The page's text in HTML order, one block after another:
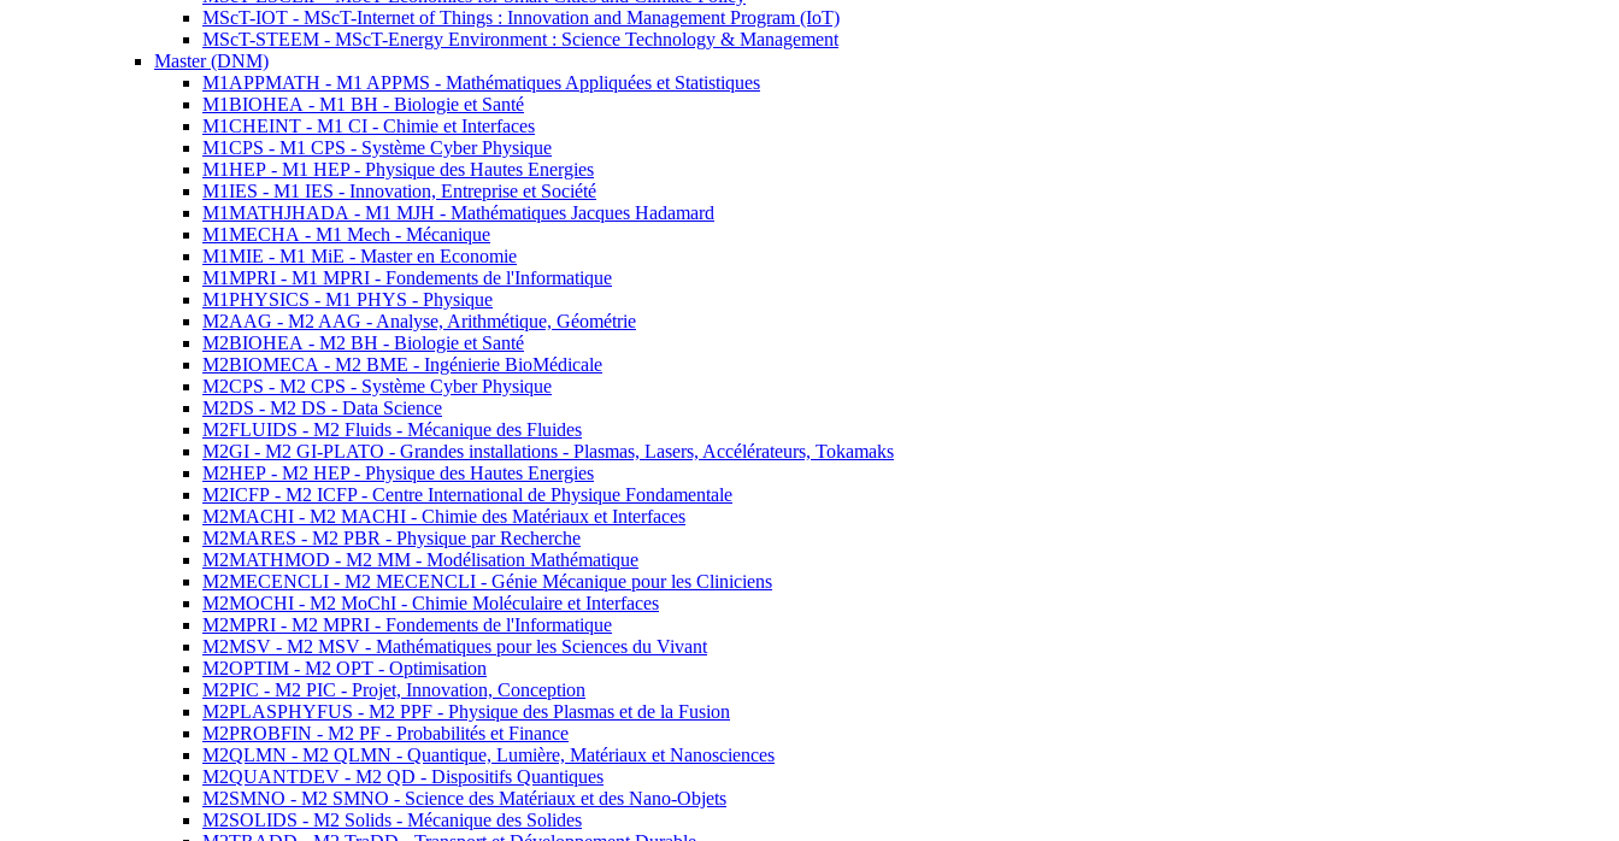
MScT-IOT - MScT-Internet of Things : Innovation and Management Program (IoT)
MScT-STEEM - MScT-Energy Environment : Science Technology & Management
Master (DNM)
M1APPMATH - M1 APPMS - Mathématiques Appliquées et Statistiques
M1BIOHEA - M1 BH - Biologie et Santé
M1CHEINT - M1 CI - Chimie et Interfaces
M1CPS - M1 CPS - Système Cyber Physique
M1HEP - M1 HEP - Physique des Hautes Energies
M1IES - M1 IES - Innovation, Entreprise et Société
M1MATHJHADA - M1 MJH - Mathématiques Jacques Hadamard
M1MECHA - M1 Mech - Mécanique
M1MIE - M1 MiE - Master en Economie
M1MPRI - M1 MPRI - Fondements de l'Informatique
M1PHYSICS - M1 PHYS - Physique
M2AAG - M2 AAG - Analyse, Arithmétique, Géométrie
M2BIOHEA - M2 BH - Biologie et Santé
M2BIOMECA - M2 BME - Ingénierie BioMédicale
M2CPS - M2 CPS - Système Cyber Physique
M2DS - M2 DS - Data Science
M2FLUIDS - M2 Fluids - Mécanique des Fluides
M2GI - M2 GI-PLATO - Grandes installations - Plasmas, Lasers, Accélérateurs, Tokamaks
M2HEP - M2 HEP - Physique des Hautes Energies
M2ICFP - M2 ICFP - Centre International de Physique Fondamentale
M2MACHI - M2 MACHI - Chimie des Matériaux et Interfaces
M2MARES - M2 PBR - Physique par Recherche
M2MATHMOD - M2 MM - Modélisation Mathématique
M2MECENCLI - M2 MECENCLI - Génie Mécanique pour les Cliniciens
M2MOCHI - M2 MoChI - Chimie Moléculaire et Interfaces
M2MPRI - M2 MPRI - Fondements de l'Informatique
M2MSV - M2 MSV - Mathématiques pour les Sciences du Vivant
M2OPTIM - M2 OPT - Optimisation
M2PIC - M2 PIC - Projet, Innovation, Conception
M2PLASPHYFUS - M2 PPF - Physique des Plasmas et de la Fusion
M2PROBFIN - M2 PF - Probabilités et Finance
M2QLMN - M2 QLMN - Quantique, Lumière, Matériaux et Nanosciences
M2QUANTDEV - M2 QD - Dispositifs Quantiques
M2SMNO - M2 SMNO - Science des Matériaux et des Nano-Objets
M2SOLIDS - M2 Solids - Mécanique des Solides